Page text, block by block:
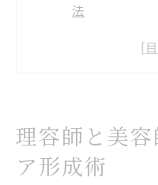
法
理容師経験が
美容師のキャ
美容師資格が活き
理容師と美
ア形成術